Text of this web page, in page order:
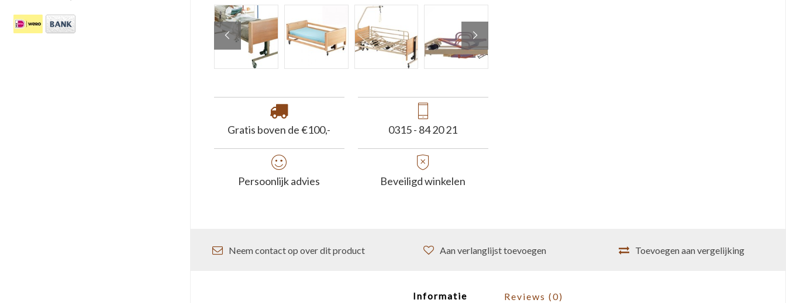
Gratis boven de €100,- 0315 - 84 20 21
Persoonlijk advies Beveiligd winkelen
Neem contact op over dit product Aan verlanglijst toevoegen Toevoegen aan vergelijking
Informatie Reviews (0)